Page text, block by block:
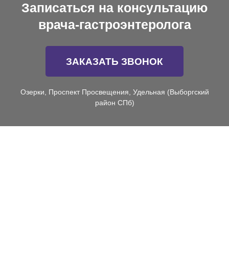
Записаться на консультацию
врача-гастроэнтеролога
ЗАКАЗАТЬ ЗВОНОК
Озерки, Проспект Просвещения, Удельная (Выборгский
район СПб)